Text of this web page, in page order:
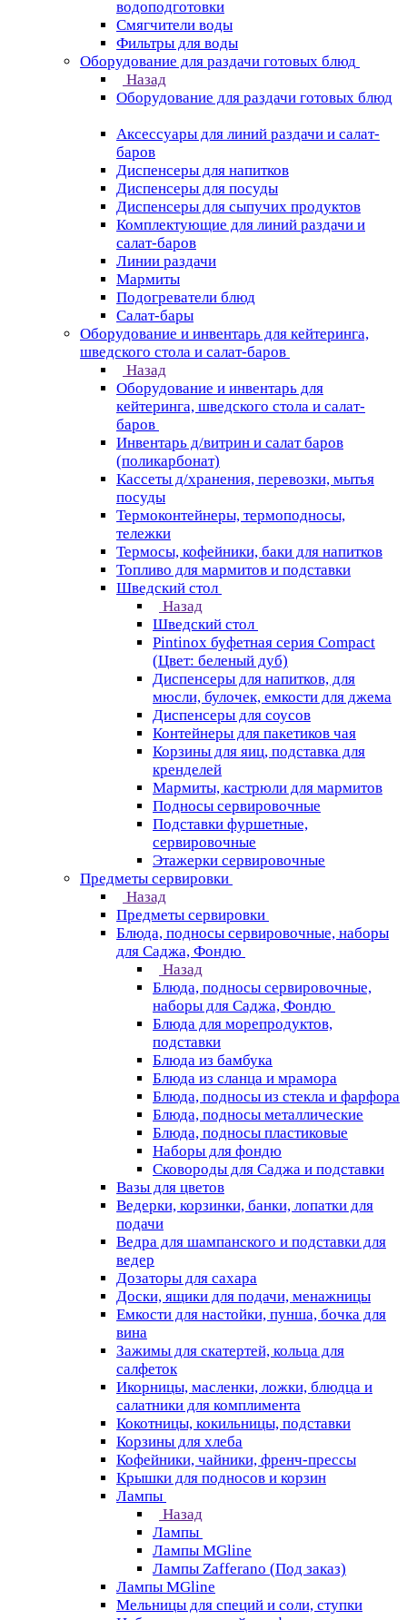
водоподготовки
Смягчители воды
Фильтры для воды
Оборудование для раздачи готовых блюд
Назад
Оборудование для раздачи готовых блюд
Аксессуары для линий раздачи и салат-
баров
Диспенсеры для напитков
Диспенсеры для посуды
Диспенсеры для сыпучих продуктов
Комплектующие для линий раздачи и
салат-баров
Линии раздачи
Мармиты
Подогреватели блюд
Салат-бары
Оборудование и инвентарь для кейтеринга,
шведского стола и салат-баров
Назад
Оборудование и инвентарь для
кейтеринга, шведского стола и салат-
баров
Инвентарь д/витрин и салат баров
(поликарбонат)
Кассеты д/хранения, перевозки, мытья
посуды
Термоконтейнеры, термоподносы,
тележки
Термосы, кофейники, баки для напитков
Топливо для мармитов и подставки
Шведский стол
Назад
Шведский стол
Pintinox буфетная серия Compact
(Цвет: беленый дуб)
Диспенсеры для напитков, для
мюсли, булочек, емкости для джема
Диспенсеры для соусов
Контейнеры для пакетиков чая
Корзины для яиц, подставка для
кренделей
Мармиты, кастрюли для мармитов
Подносы сервировочные
Подставки фуршетные,
сервировочные
Этажерки сервировочные
Предметы сервировки
Назад
Предметы сервировки
Блюда, подносы сервировочные, наборы
для Саджа, Фондю
Назад
Блюда, подносы сервировочные,
наборы для Саджа, Фондю
Блюда для морепродуктов,
подставки
Блюда из бамбука
Блюда из сланца и мрамора
Блюда, подносы из стекла и фарфора
Блюда, подносы металлические
Блюда, подносы пластиковые
Наборы для фондю
Сковороды для Саджа и подставки
Вазы для цветов
Ведерки, корзинки, банки, лопатки для
подачи
Ведра для шампанского и подставки для
ведер
Дозаторы для сахара
Доски, ящики для подачи, менажницы
Емкости для настойки, пунша, бочка для
вина
Зажимы для скатертей, кольца для
салфеток
Икорницы, масленки, ложки, блюдца и
салатники для комплимента
Кокотницы, кокильницы, подставки
Корзины для хлеба
Кофейники, чайники, френч-прессы
Крышки для подносов и корзин
Лампы
Назад
Лампы
Лампы MGline
Лампы Zafferano (Под заказ)
Лампы MGline
Мельницы для специй и соли, ступки